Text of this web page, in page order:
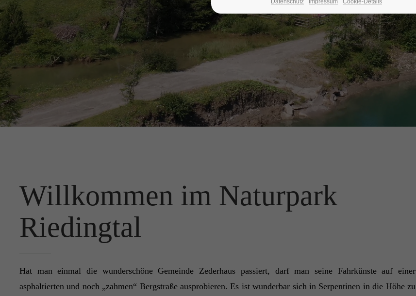
Willkommen im Naturpark
Riedingtal
Hat man einmal die wunderschöne Gemeinde Zederhaus passiert, darf man seine Fahrkünste auf einer
asphaltierten und noch „zahmen“ Bergstraße ausprobieren. Es ist wunderbar sich in Serpentinen in die Höhe zu
Datenschutz Impressum Cookie-Details